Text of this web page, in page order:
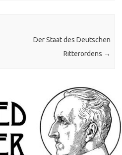
Der Staat des Deutschen
Ritterordens →